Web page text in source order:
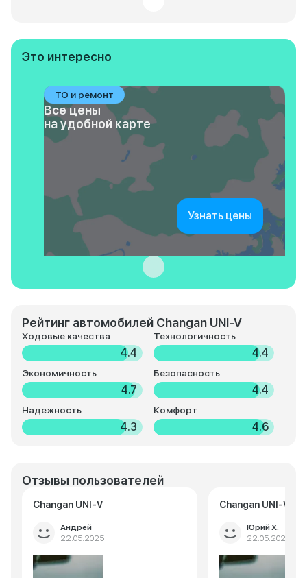
Это интересно
ТО и ремонт
Все цены
на удобной карте
Узнать цены
Рейтинг автомобилей Changan UNI-V
Ходовые качества
4.4
Технологичность
4.4
Экономичность
4.7
Безопасность
4.4
Надежность
4.3
Комфорт
4.6
Отзывы пользователей
Changan UNI-V
Андрей
22.05.2025
Changan UNI-V
Юрий Х.
22.05.2025